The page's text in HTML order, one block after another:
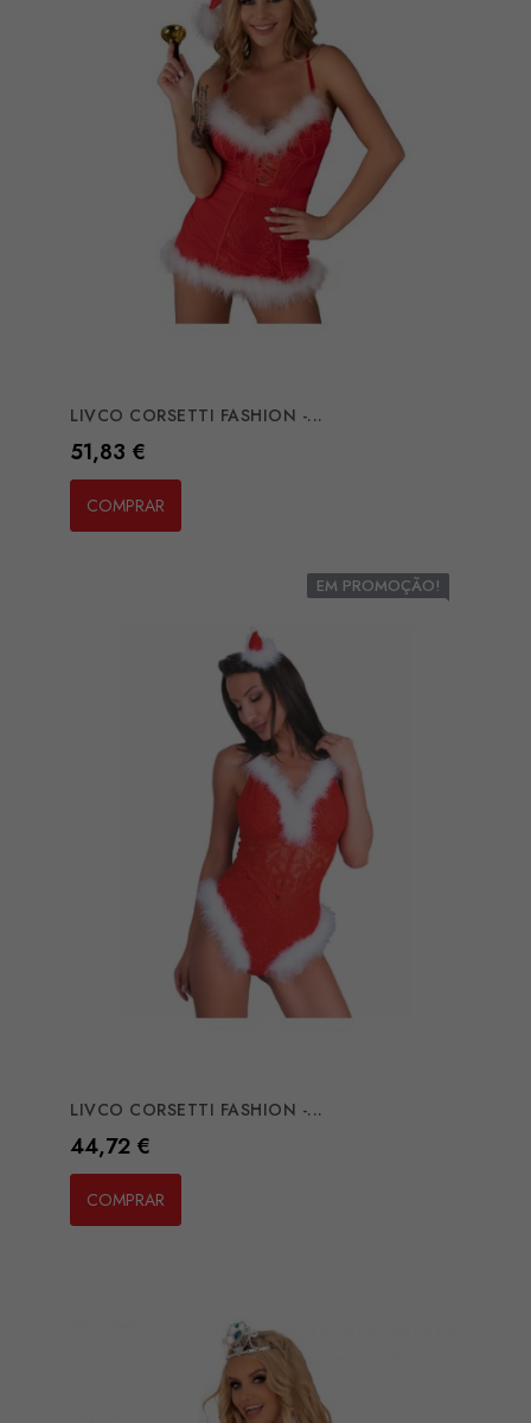
LIVCO CORSETTI FASHION -...
Preço
51,83 €
COMPRAR
EM PROMOÇÃO!
LIVCO CORSETTI FASHION -...
Preço
44,72 €
COMPRAR